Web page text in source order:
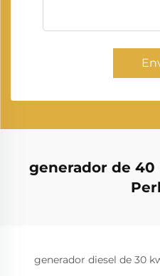
generador de
generador diesel de 30